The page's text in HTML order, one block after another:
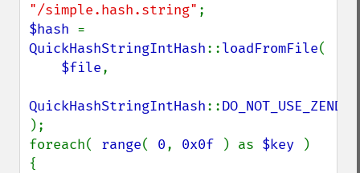
"/simple.hash.string"
$hash
QuickHashStringIntHash::loadFromFile(
$file,
QuickHashStringIntHash::
);
foreach( range( 0, 0x0f ) as $key
)
{